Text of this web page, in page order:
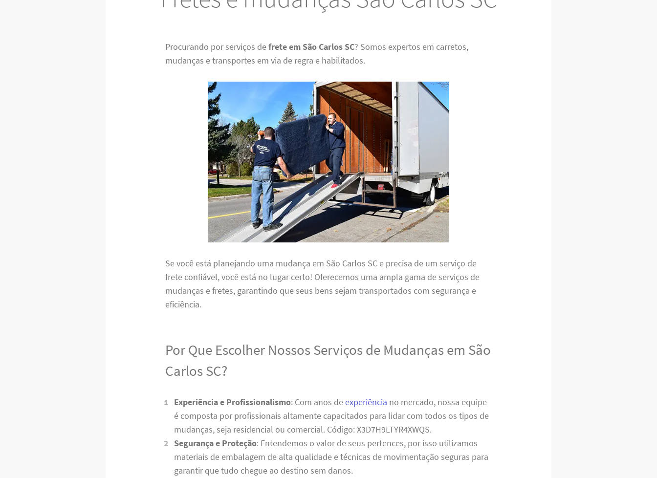
Procurando por serviços defrete em São Carlos SC? Somos expertos em carretos,
mudanças e transportes em via de regra e habilitados.
Se você está planejando uma mudança em São Carlos SC e precisa de um serviço de
frete confiável, você está no lugar certo! Oferecemos uma ampla gama de serviços de
mudanças e fretes, garantindo que seus bens sejam transportados com segurança e
eficiência.
Por Que Escolher Nossos Serviços de Mudanças em São
Carlos SC?
Experiência e Profissionalismo: Com anos deexperiência no mercado, nossa equipe
é composta por profissionais altamente capacitados para lidar com todos os tipos de
mudanças, seja residencial ou comercial. Código: X3D7H9LTYR4XWQS.
Segurança e Proteção: Entendemos o valor de seus pertences, por isso utilizamos
materiais de embalagem de alta qualidade e técnicas de movimentação seguras para
garantir que tudo chegue ao destino sem danos.